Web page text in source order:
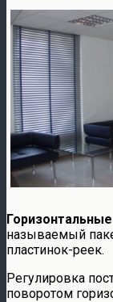
называемый
пластинок-реек.
Регулировка
поворотом